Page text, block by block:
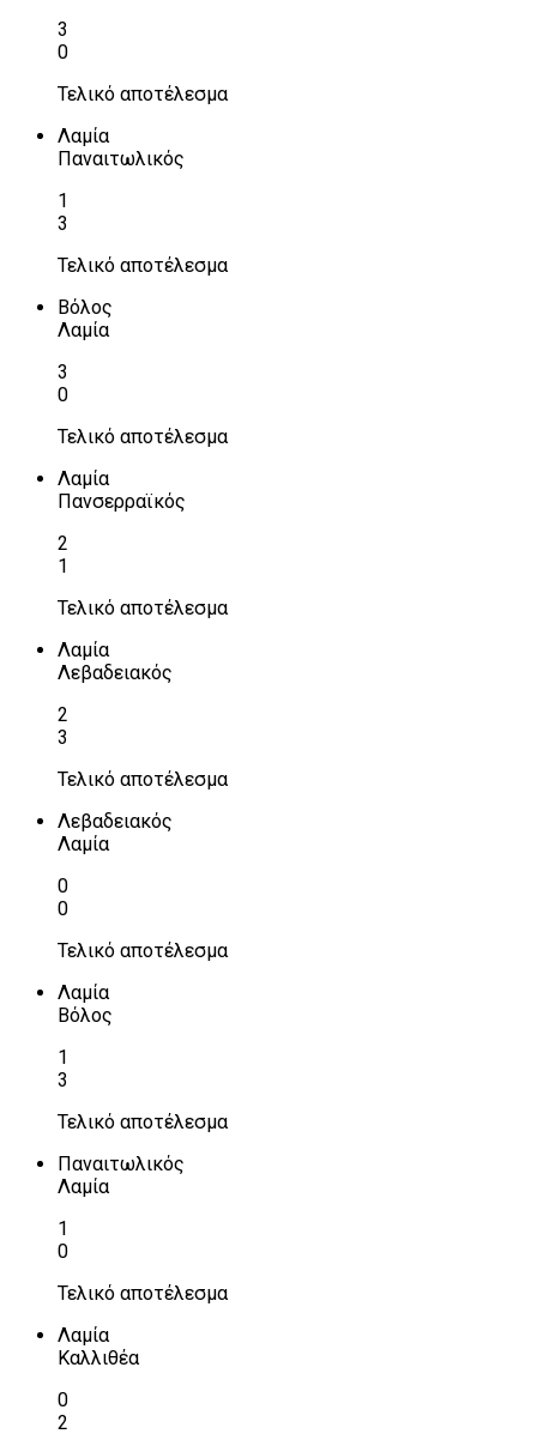
3
0
Τελικό αποτέλεσμα
Λαμία
Παναιτωλικός
1
3
Τελικό αποτέλεσμα
Βόλος
Λαμία
3
0
Τελικό αποτέλεσμα
Λαμία
Πανσερραϊκός
2
1
Τελικό αποτέλεσμα
Λαμία
Λεβαδειακός
2
3
Τελικό αποτέλεσμα
Λεβαδειακός
Λαμία
0
0
Τελικό αποτέλεσμα
Λαμία
Βόλος
1
3
Τελικό αποτέλεσμα
Παναιτωλικός
Λαμία
1
0
Τελικό αποτέλεσμα
Λαμία
Καλλιθέα
0
2